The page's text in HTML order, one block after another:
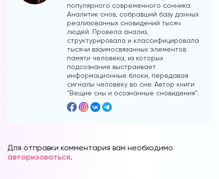
популярного современного сонника.
Аналитик снов, собравший базу данных
реализованных сновидений тысяч
людей. Провела анализ,
структурировала и классифицировала
тысячи взаимосвязанных элементов
памяти человека, из которых
подсознание выстраивает
информационные блоки, передавая
сигналы человеку во сне. Автор книги
"Вещие сны и осознанные сновидения".
Для отправки комментария вам необходимо
авторизоваться.
Форум на сайте